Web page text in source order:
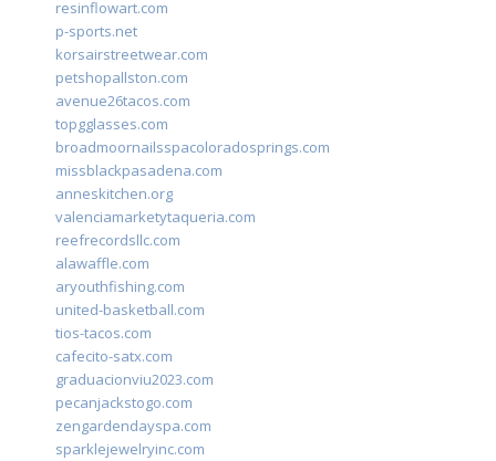
resinflowart.com
p-sports.net
korsairstreetwear.com
petshopallston.com
avenue26tacos.com
topgglasses.com
broadmoornailsspacoloradosprings.com
missblackpasadena.com
anneskitchen.org
valenciamarketytaqueria.com
reefrecordsllc.com
alawaffle.com
aryouthfishing.com
united-basketball.com
tios-tacos.com
cafecito-satx.com
graduacionviu2023.com
pecanjackstogo.com
zengardendayspa.com
sparklejewelryinc.com